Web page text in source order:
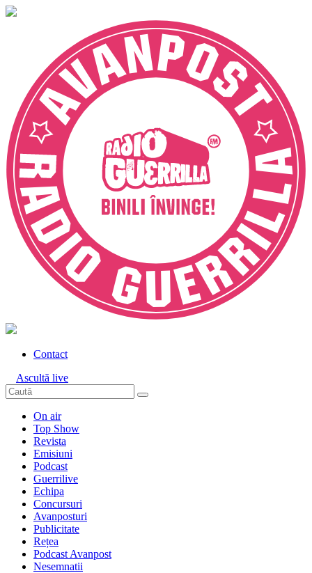
Contact
Ascultă live
On air
Top Show
Revista
Emisiuni
Podcast
Guerrilive
Echipa
Concursuri
Avanposturi
Publicitate
Rețea
Podcast Avanpost
Nesemnatii